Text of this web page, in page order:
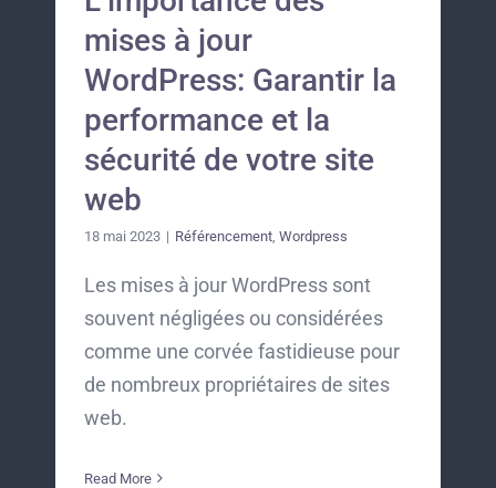
mises à jour
WordPress: Garantir la
performance et la
sécurité de votre site
web
18 mai 2023 | Référencement Wordpress
Les mises à jour WordPress sont
souvent négligées ou considérées
comme une corvée fastidieuse pour
de nombreux propriétaires de sites
web.
Read More